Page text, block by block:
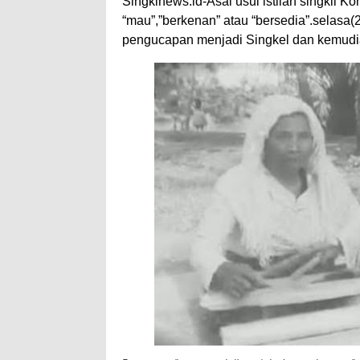
“mau”,”berkenan” atau
pengucapan menjadi Singkel dan